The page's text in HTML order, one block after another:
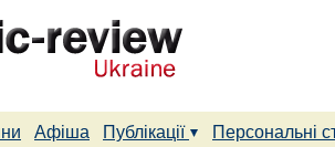
Афіша Публікації
Персональні